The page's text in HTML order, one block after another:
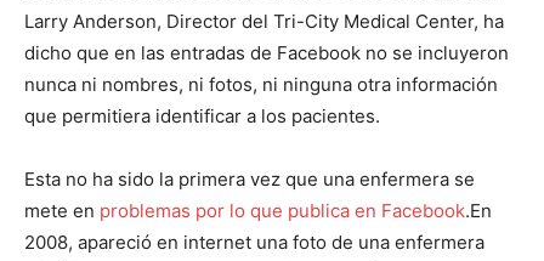
Larry Anderson, Director del Tri-City Medical Center, ha
dicho que en las entradas de Facebook no se incluyeron
nunca ni nombres, ni fotos, ni ninguna otra información
que permitiera identificar a los pacientes.
Esta no ha sido la primera vez que una enfermera se
mete en problemas por lo que publica en Facebook.En
2008, apareció en internet una foto de una enfermera